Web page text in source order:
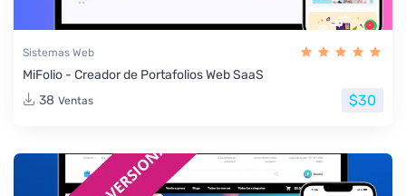
Sistemas Web
MiFolio - Creador de Portafolios Web SaaS
38 Ventas $30